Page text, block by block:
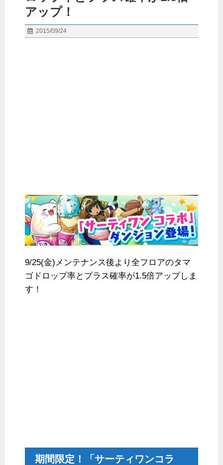
アップ！
2015/09/24
9/25(金)メンテナンス後より全フロアのタマ
ゴドロップ率とプラス確率が1.5倍アップしま
す！
期間限定！「サーティワンコラ